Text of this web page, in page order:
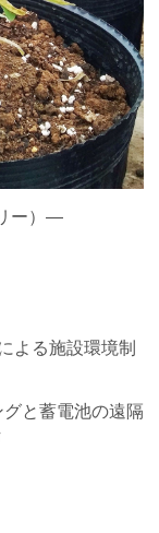
ー）―
よる施設環境制
と蓄電池の遠隔